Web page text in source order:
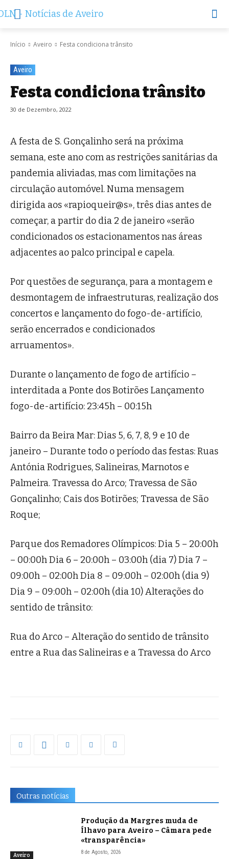
Início Aveiro Festa condiciona trânsito
Aveiro
Festa condiciona trânsito
30 de Dezembro, 2022
A festa de S. Gonçalinho será na próxima
semana, este ano com as restrições sanitárias da
pandemia aliviadas, mas com limitações na
circulação automóvel. Numa mensagem
dirigida aos «rapioqueir@s», três dias antes de
começar, a partir do dia 2 de janeiro «serão
condicionados os estacionamentos nas áreas
adjacentes ao palco principal e capela.
Por questões de segurança, para a montagem e
desmontagem de infraestruturas, realização dos
concertos e lançamento do fogo-de-artifício,
serão encerrados e condicionados
arruamentos».
Durante o lançamento de fogo de artifício –
interditada a Ponte dos Botirões Lançamento
fogo-de-artifício: 23:45h – 00:15h
Bairro da Beira Mar: Dias 5, 6, 7, 8, 9 e 10 de
janeiro – Durante todo o período das festas: Ruas
Antónia Rodrigues, Salineiras, Marnotos e
Palmeira. Travessa do Arco; Travessa de São
Gonçalinho; Cais dos Botirões; Travessa de São
Roque;
Parque dos Remadores Olímpicos: Dia 5 – 20:00h
– 00:00h Dia 6 – 20:00h – 03:00h (dia 7) Dia 7 –
09:00h – 02:00h Dia 8 – 09:00h – 02:00h (dia 9)
Dia 9 – 09:00h – 02:00h (dia 10) Alterações do
sentido de trânsito:
Rua do Arco – Alteração do sentido de trânsito
entre a Rua das Salineiras e a Travessa do Arco
Outras notícias
Aveiro
Produção da Margres muda de
Ílhavo para Aveiro – Câmara pede
«transparência»
8 de Agosto, 2026